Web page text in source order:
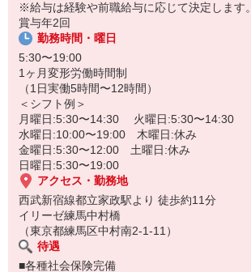
※給与は経験や前職給与に応じて決定します。
賞与年2回
勤務時間・曜日
5:30〜19:00
1ヶ月変形労働時間制
（1日実働5時間〜12時間）
＜シフト例＞
月曜日:5:30〜14:30 火曜日:5:30〜14:30
水曜日:10:00〜19:00 木曜日:休み
金曜日:5:30〜12:00 土曜日:休み
日曜日:5:30〜19:00
アクセス・勤務地
西武新宿線都立家政駅より 徒歩約11分
イリーゼ練馬中村橋
（東京都練馬区中村南2‐1‐11）
待遇
■各種社会保険完備